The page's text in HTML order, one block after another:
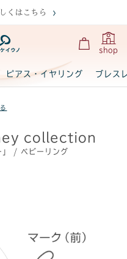
くはこちら
shop
ピアス・イヤリング ブレス
collection
」 / ベビーリング